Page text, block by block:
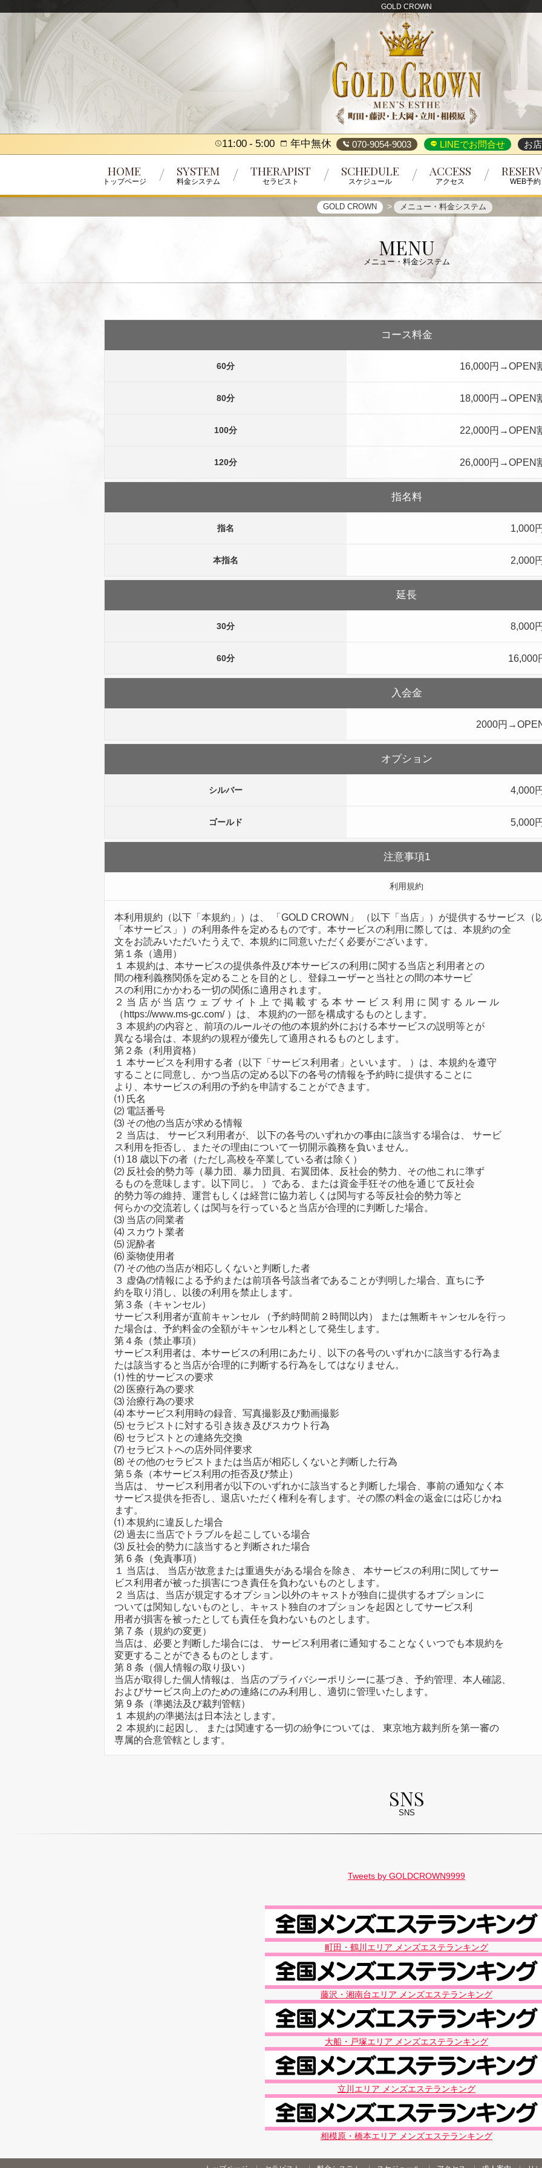
GOLD CROWN
11:00 5:00 年中無休 070-9054-9003 LINEでお問合せ お
HOME
トップページ
SYSTEM
料金システム
THERAPIST
セラピスト
SCHEDULE
スケジュール
ACCESS
アクセス WEB予約
GOLD CROWN メニュー・料金システム
MENU
メニュー・料金システム
コース料金
60分 16,000円→OPEN
80分 18,000円→OPEN
100分 22,000円→OPEN
120分 26,000円→OPEN
指名料
指名 1,000
本指名 2,000
延長
30分 8,000
60分 16,000
入会金
2000円
オプション
シルバー 4,000
ゴールド 5,000
注意事項1
利用規約
本利用規約（以下「本規約」）は、 「GOLD CROWN」 （以下「当店」）が提供するサービス（
「本サービス」）の利用条件を定めるものです。本サービスの利用に際しては、本規約の全
文をお読みいただいたうえで、本規約に同意いただく必要がございます。
第１条（適用）
１ 本規約は、本サービスの提供条件及び本サービスの利用に関する当店と利用者との
間の権利義務関係を定めることを目的とし、登録ユーザーと当社との間の本サービ
スの利用にかかわる一切の関係に適用されます。
２ 当 店 が 当 店 ウ ェ ブ サ イ ト 上 で 掲 載 す る 本 サ ー ビ ス 利 用 に 関 す る ル ー ル
（https://www.ms-gc.com/ ）は、 本規約の一部を構成するものとします。
３ 本規約の内容と、前項のルールその他の本規約外における本サービスの説明等とが
異なる場合は、本規約の規程が優先して適用されるものとします。
第２条（利用資格）
１ 本サービスを利用する者（以下「サービス利用者」といいます。 ）は、本規約を遵守
することに同意し、かつ当店の定める以下の各号の情報を予約時に提供することに
より、本サービスの利用の予約を申請することができます。
⑴ 氏名
⑵ 電話番号
⑶ その他の当店が求める情報
２ 当店は、 サービス利用者が、 以下の各号のいずれかの事由に該当する場合は、 サービ
ス利用を拒否し、またその理由について一切開示義務を負いません。
⑴ 18 歳以下の者（ただし高校を卒業している者は除く）
⑵ 反社会的勢力等（暴力団、暴力団員、右翼団体、反社会的勢力、その他これに準ず
るものを意味します。以下同じ。 ）である、または資金手狂その他を通じて反社会
的勢力等の維持、運営もしくは経営に協力若しくは関与する等反社会的勢力等と
何らかの交流若しくは関与を行っていると当店が合理的に判断した場合。
⑶ 当店の同業者
⑷ スカウト業者
⑸ 泥酔者
⑹ 薬物使用者
⑺ その他の当店が相応しくないと判断した者
３ 虚偽の情報による予約または前項各号該当者であることが判明した場合、直ちに予
約を取り消し、以後の利用を禁止します。
第３条（キャンセル）
サービス利用者が直前キャンセル （予約時間前２時間以内） または無断キャンセルを行っ
た場合は、予約料金の全額がキャンセル料として発生します。
第４条（禁止事項）
サービス利用者は、本サービスの利用にあたり、以下の各号のいずれかに該当する行為ま
たは該当すると当店が合理的に判断する行為をしてはなりません。
⑴ 性的サービスの要求
⑵ 医療行為の要求
⑶ 治療行為の要求
⑷ 本サービス利用時の録音、写真撮影及び動画撮影
⑸ セラピストに対する引き抜き及びスカウト行為
⑹ セラピストとの連絡先交換
⑺ セラピストへの店外同伴要求
⑻ その他のセラピストまたは当店が相応しくないと判断した行為
第５条（本サービス利用の拒否及び禁止）
当店は、 サービス利用者が以下のいずれかに該当すると判断した場合、事前の通知なく本
サービス提供を拒否し、退店いただく権利を有します。その際の料金の返金には応じかね
ます。
⑴ 本規約に違反した場合
⑵ 過去に当店でトラブルを起こしている場合
⑶ 反社会的勢力に該当すると判断された場合
第 6 条（免責事項）
１ 当店は、 当店が故意または重過失がある場合を除き、 本サービスの利用に関してサー
ビス利用者が被った損害につき責任を負わないものとします。
２ 当店は、当店が規定するオプション以外のキャストが独自に提供するオプションに
ついては関知しないものとし、キャスト独自のオプションを起因としてサービス利
用者が損害を被ったとしても責任を負わないものとします。
第 7 条（規約の変更）
当店は、必要と判断した場合には、 サービス利用者に通知することなくいつでも本規約を
変更することができるものとします。
第 8 条（個人情報の取り扱い）
当店が取得した個人情報は、当店のプライバシーポリシーに基づき、予約管理、本人確認、
およびサービス向上のための連絡にのみ利用し、適切に管理いたします。
第 9 条（準拠法及び裁判管轄）
１ 本規約の準拠法は日本法とします。
２ 本規約に起因し、 または関連する一切の紛争については、 東京地方裁判所を第一審の
専属的合意管轄とします。
SNS
SNS
Tweets by GOLDCROWN9999
町田・鶴川エリア メンズエステランキング
藤沢・湘南台エリア メンズエステランキング
大船・戸塚エリア メンズエステランキング
立川エリア メンズエステランキング
相模原・橋本エリア メンズエステランキング